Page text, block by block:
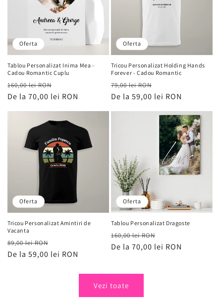
Oferta
Tablou Personalizat Inima Mea -
Cadou Romantic Cuplu
Preț
obișnuit
160,00 lei RON
de
De la 70,00 lei RON
Oferta
Tricou Personalizat Holding Hands
Forever - Cadou Romantic
Preț
obișnuit
79,00 lei RON
de
De la 59,00 lei RON
Oferta
Tricou Personalizat Amintiri de
Vacanta
Preț
obișnuit
89,00 lei RON
de
De la 59,00 lei RON
Oferta
Tablou Personalizat Dragoste
Preț
obișnuit
160,00 lei RON
de
De la 70,00 lei RON
Vezi toate